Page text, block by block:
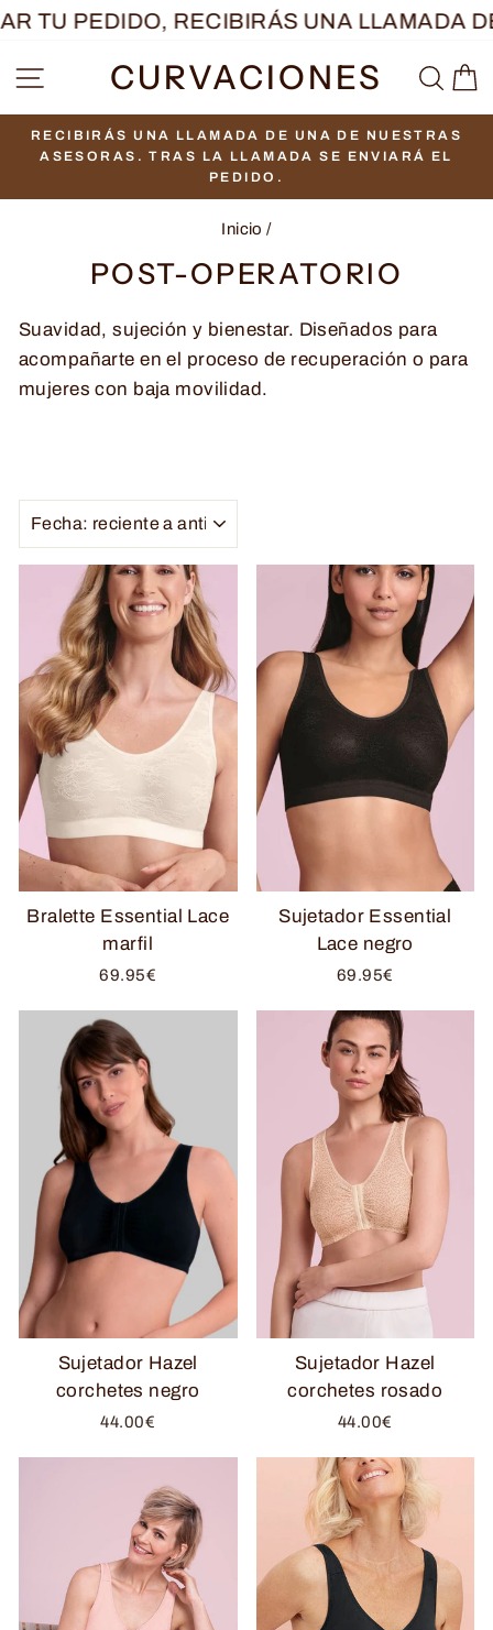
Ir
PEDIDO, RECIBIRÁS UNA LLAMADA DE
NAVEGACIÓN
CURVACIONES
diapositivas
pausa
RECIBIRÁS UNA LLAMADA DE UNA DE NUESTRAS
ASESORAS. TRAS LA LLAMADA SE ENVIARÁ EL
PEDIDO.
Inicio /
POST-OPERATORIO
Suavidad, sujeción y bienestar. Diseñados para
acompañarte en el proceso de recuperación o para
mujeres con baja movilidad.
Bralette Essential Lace
marfil
69.95€
Sujetador Essential
Lace negro
69.95€
Sujetador Hazel
corchetes negro
44.00€
Sujetador Hazel
corchetes rosado
44.00€